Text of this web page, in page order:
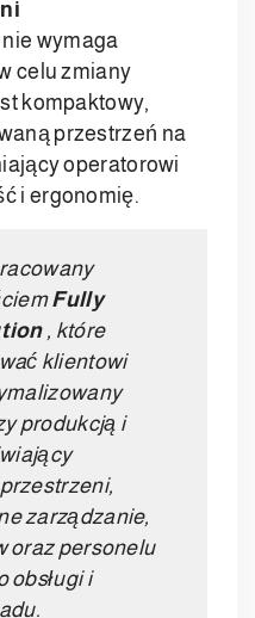
nie wymaga
celu zmiany
kompaktowy,
przestrzeń na
operatorowi
i ergonomię.
Fully
, które
klientowi
produkcją i
zarządzanie,
oraz personelu
obsługi i